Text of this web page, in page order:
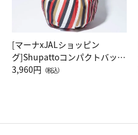
[マーナxJALショッピン
グ]Shupattoコンパクトバッグ
Drop JAL客室乗務員（LC）ス
3,960円 （税込）